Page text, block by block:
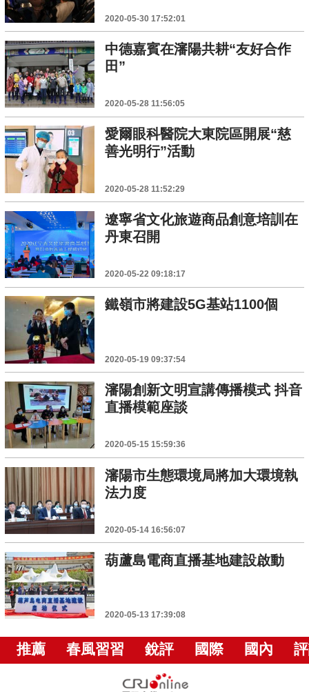
2020-05-30 17:52:01
中德嘉賓在瀋陽共耕“友好合作
田”
2020-05-28 11:56:05
愛爾眼科醫院大東院區開展“慈
善光明行”活動
2020-05-28 11:52:29
遼寧省文化旅遊商品創意培訓在
丹東召開
2020-05-22 09:18:17
鐵嶺市將建設5G基站1100個
2020-05-19 09:37:54
瀋陽創新文明宣講傳播模式 抖音
直播模範座談
2020-05-15 15:59:36
瀋陽市生態環境局將加大環境執
法力度
2020-05-14 16:56:07
葫蘆島電商直播基地建設啟動
2020-05-13 17:39:08
推薦 春風習習 銳評 國際 國內